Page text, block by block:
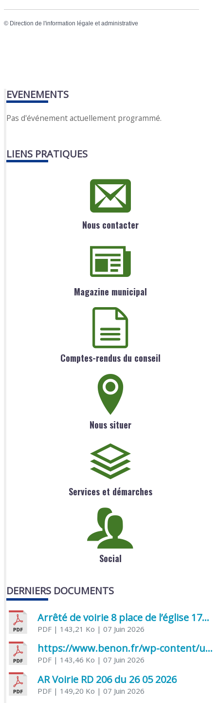
© Direction de l'information légale et administrative
EVENEMENTS
Pas d'événement actuellement programmé.
LIENS PRATIQUES
Nous contacter
Magazine municipal
Comptes-rendus du conseil
Nous situer
Services et démarches
Social
DERNIERS DOCUMENTS
Arrêté de voirie 8 place de l’église 17170 Benon
PDF| 143,21 Ko | 07 Juin 2026
https://www.benon.fr/wp-content/uploads/2026/06/AR-Voirie-Chemin-de-Lafond-du-26-05-2026.pdf
PDF| 143,46 Ko | 07 Juin 2026
AR Voirie RD 206 du 26 05 2026
PDF| 149,20 Ko | 07 Juin 2026